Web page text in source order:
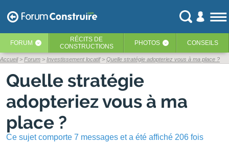
FORUM ‹ RÉCITS DE
CONSTRUCTIONS
PHOTOS ‹ CONSEILS
Accueil Forum Investissement locatif Quelle stratégie adopteriez vous à ma place ?
Quelle stratégie
adopteriez vous à ma
place ?
Ce sujet comporte 7 messages et a été affiché 206 fois